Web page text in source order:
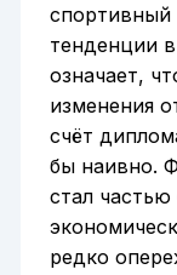
тенденции
означает,
изменения
счёт
бы наивно.
стал
редко